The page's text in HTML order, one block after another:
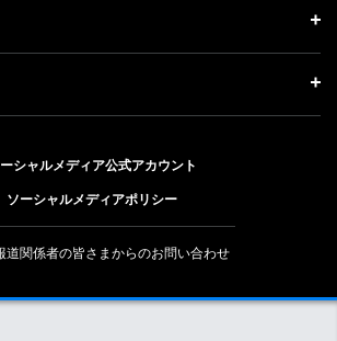
トップ
重要課題）
み
シャルメディア公式アカウント
ソーシャルメディアポリシー
道関係者の皆さまからのお問い合わせ